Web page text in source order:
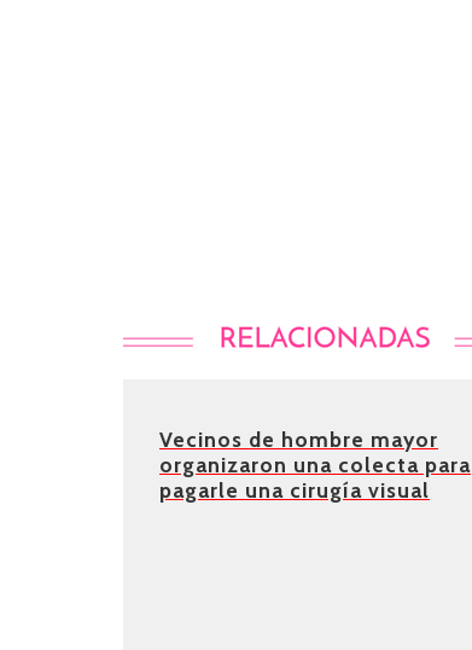
Vecinos de hombre mayor
organizaron una colecta para
pagarle una cirugía visual